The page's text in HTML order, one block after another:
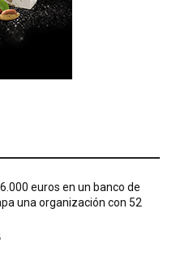
euros en un banco de
una organización con 52